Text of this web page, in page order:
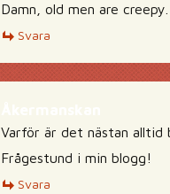
Damn, old men are creepy.
Svara
Varför är det nästan alltid
Frågestund i min blogg!
Svara